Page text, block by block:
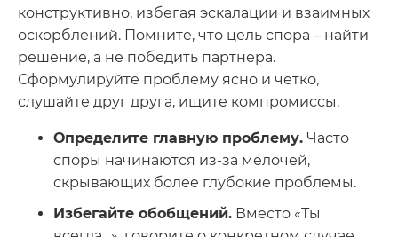
конструктивно, избегая эскалации и взаимных
оскорблений. Помните, что цель спора – найти
решение, а не победить партнера.
Сформулируйте проблему ясно и четко,
слушайте друг друга, ищите компромиссы.
Определите главную проблему. Часто
споры начинаются из-за мелочей,
скрывающих более глубокие проблемы.
Избегайте обобщений. Вместо «Ты